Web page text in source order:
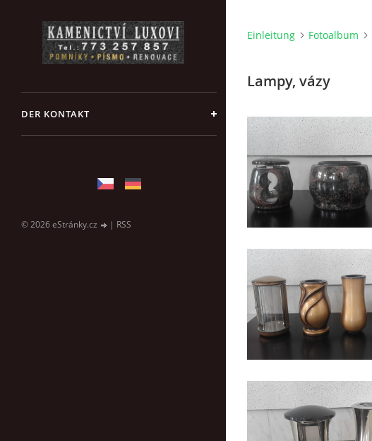
DER KONTAKT
© 2026 eStránky.cz | RSS
Einleitung Fotoalbum
Lampy, vázy